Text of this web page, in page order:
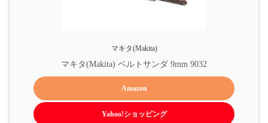
マキタ(Makita)
マキタ(Makita) ベルトサンダ 9mm 9032
Amazon
Yahoo!ショッピング